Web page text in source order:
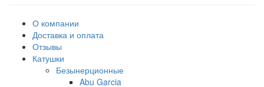
О компании
Доставка и оплата
Отзывы
Катушки
Безынерционные
Abu Garcia